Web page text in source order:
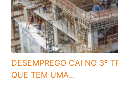
DESEMPREGO CAI NO 3º
QUE TEM UMA...